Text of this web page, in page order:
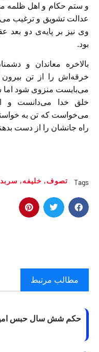
و ستم حکام و اهل ظلمه
عدالت تشویق و ترغیب
وی نیز بر پایه‌ی دو بعد
بود.
بالاخره معاندان و
خرقه‌اش را از تن
می‌بایست منزوی شود اما
خلق خدا می‌دانست و
می‌خواست که تن به
راه جانشان را از دست
Tags تصوف, خلیفه,
مطالب مرتبط
حکم شش سال حبس